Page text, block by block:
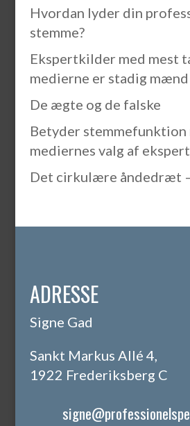
Hvordan lyder din
stemme?
Ekspertkilder med mest
medierne er stadig mænd
De ægte og de falske
Betyder
mediernes valg af
Det cirkulære åndedræt
ADRESSE
Signe Gad
Sankt Markus Allé 4,
1922 Frederiksberg C